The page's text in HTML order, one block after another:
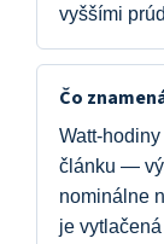
vyššími
Čo
Watt-
článku —
nominálne
je